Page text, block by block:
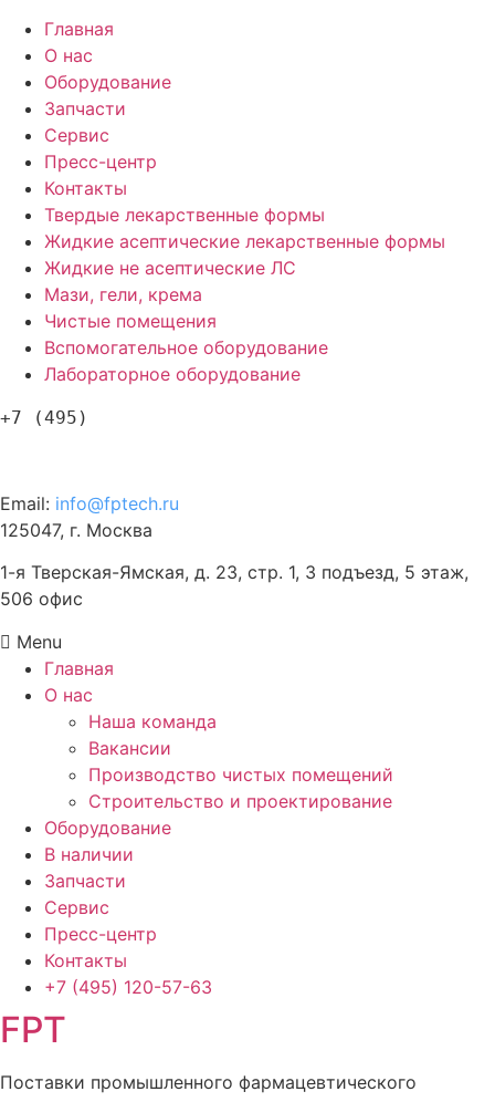
Главная
О нас
Оборудование
Запчасти
Сервис
Пресс-центр
Контакты
Твердые лекарственные формы
Жидкие асептические лекарственные формы
Жидкие не асептические ЛС
Мази, гели, крема
Чистые помещения
Вспомогательное оборудование
Лабораторное оборудование
+7 (495)
Email: info@fptech.ru
125047, г. Москва
1-я Тверская-Ямская, д. 23, стр. 1, 3 подъезд, 5 этаж,
506 офис
Menu
Главная
О нас
Наша команда
Вакансии
Производство чистых помещений
Строительство и проектирование
Оборудование
В наличии
Запчасти
Сервис
Пресс-центр
Контакты
+7 (495) 120-57-63
FPT
Поставки промышленного фармацевтического